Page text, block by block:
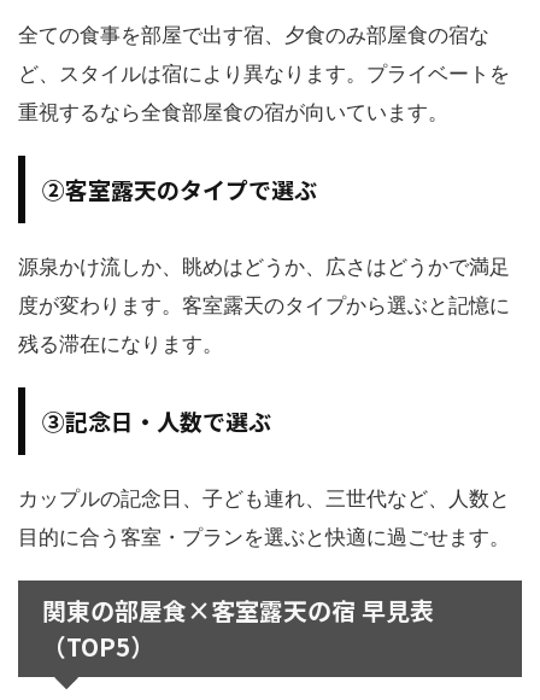
全ての食事を部屋で出す宿、夕食のみ部屋食の宿な
ど、スタイルは宿により異なります。プライベートを
重視するなら全食部屋食の宿が向いています。
②客室露天のタイプで選ぶ
源泉かけ流しか、眺めはどうか、広さはどうかで満足
度が変わります。客室露天のタイプから選ぶと記憶に
残る滞在になります。
③記念日・人数で選ぶ
カップルの記念日、子ども連れ、三世代など、人数と
目的に合う客室・プランを選ぶと快適に過ごせます。
関東の部屋食×客室露天の宿 早見表
（TOP5）